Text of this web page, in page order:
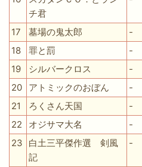
チ君
17 墓場の鬼太郎 -
18
罪と罰 -
19
シルバークロス -
20
アトミックのおぼん -
21
ろくさん天国 -
22
オジサマ大名 -
23
白土三平傑作選 剣風
記
-